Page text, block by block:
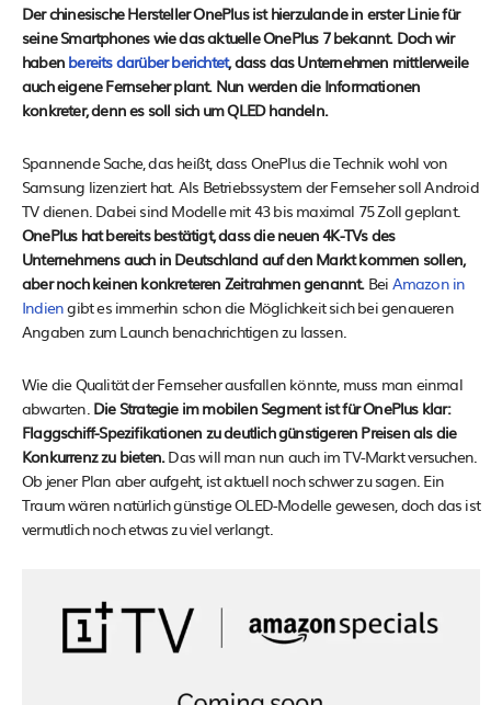
Der chinesische Hersteller OnePlus ist hierzulande in erster Linie für
seine Smartphones wie das aktuelle OnePlus 7 bekannt. Doch wir
haben bereits darüber berichtet, dass das Unternehmen mittlerweile
auch eigene Fernseher plant. Nun werden die Informationen
konkreter, denn es soll sich um QLED handeln.
Spannende Sache, das heißt, dass OnePlus die Technik wohl von
Samsung lizenziert hat. Als Betriebssystem der Fernseher soll Android
TV dienen. Dabei sind Modelle mit 43 bis maximal 75 Zoll geplant.
OnePlus hat bereits bestätigt, dass die neuen 4K-TVs des
Unternehmens auch in Deutschland auf den Markt kommen sollen,
aber noch keinen konkreteren Zeitrahmen genannt.Bei Amazon in
Indiengibt es immerhin schon die Möglichkeit sich bei genaueren
Angaben zum Launch benachrichtigen zu lassen.
Wie die Qualität der Fernseher ausfallen könnte, muss man einmal
abwarten. Die Strategie im mobilen Segment ist für OnePlus klar:
Flaggschiff-Spezifikationen zu deutlich günstigeren Preisen als die
Konkurrenz zu bieten.Das will man nun auch im TV-Markt versuchen.
Ob jener Plan aber aufgeht, ist aktuell noch schwer zu sagen. Ein
Traum wären natürlich günstige OLED-Modelle gewesen, doch das ist
vermutlich noch etwas zu viel verlangt.